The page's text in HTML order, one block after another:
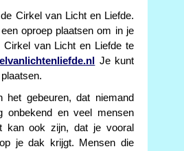
Cirkel van Licht en Liefde.
oproep plaatsen om in je
Cirkel van Licht en Liefde te
Je kunt
gebeuren, dat niemand
onbekend en veel mensen
kan ook zijn, dat je vooral
je dak krijgt. Mensen die